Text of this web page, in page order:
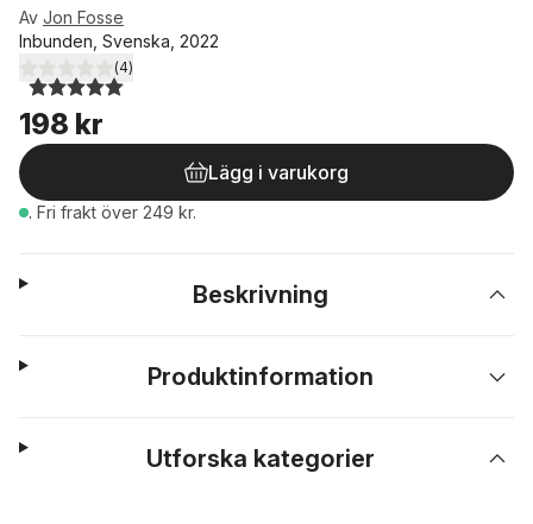
Av Jon Fosse
Inbunden, Svenska, 2022
5,0utav 5 stjärnor. Totalt antal röster:
(4)
198 kr
Lägg i varukorg
. Fri frakt över 249 kr.
Beskrivning
Produktinformation
Utforska kategorier